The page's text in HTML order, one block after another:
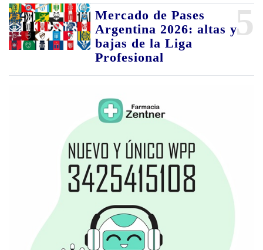
5
Mercado de Pases
Argentina 2026: altas y
bajas de la Liga
Profesional